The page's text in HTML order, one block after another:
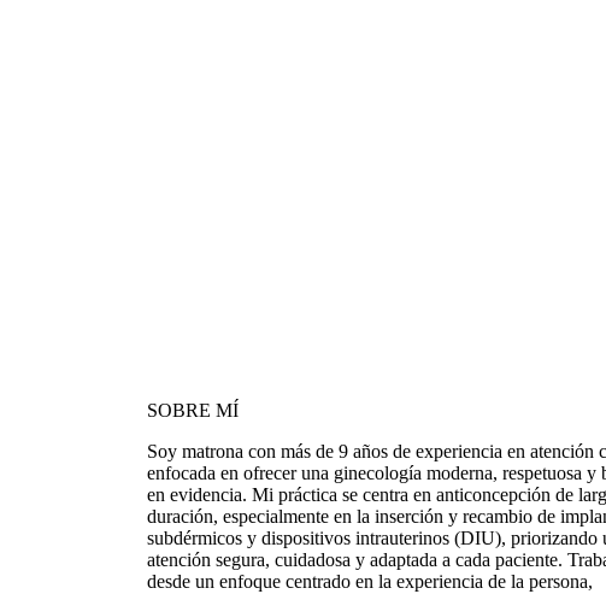
SOBRE MÍ
Soy matrona con más de 9 años de experiencia en atención
enfocada en ofrecer una ginecología moderna, respetuosa y
en evidencia. Mi práctica se centra en anticoncepción de
duración, especialmente en la inserción y recambio de
subdérmicos y dispositivos intrauterinos (DIU), priorizando
atención segura, cuidadosa y adaptada a cada paciente.
desde un enfoque centrado en la experiencia de la persona,